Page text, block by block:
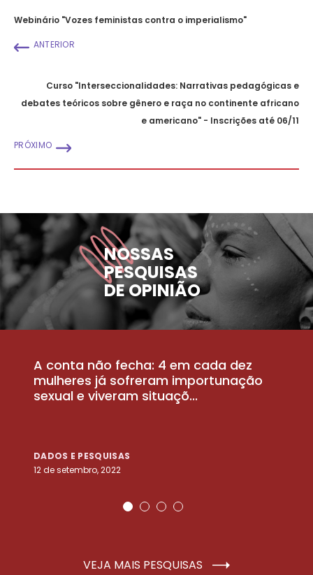
Webinário "Vozes feministas contra o imperialismo"
ANTERIOR
Curso "Interseccionalidades: Narrativas pedagógicas e
debates teóricos sobre gênero e raça no continente africano
e americano" - Inscrições até 06/11
PRÓXIMO
NOSSAS
PESQUISAS
DE OPINIÃO
A conta não fecha: 4 em cada dez
mulheres já sofreram importunação
sexual e viveram situaçõ...
DADOS E PESQUISAS
12 de setembro, 2022
VEJA MAIS PESQUISAS